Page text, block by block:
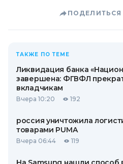
ТАКЖЕ ПО ТЕМЕ
Ликвидация банка
завершена: ФГВФЛ
вкладчикам
Вчера 10:20 192
россия уничтожила
товарами PUMA
Вчера 06:44 119